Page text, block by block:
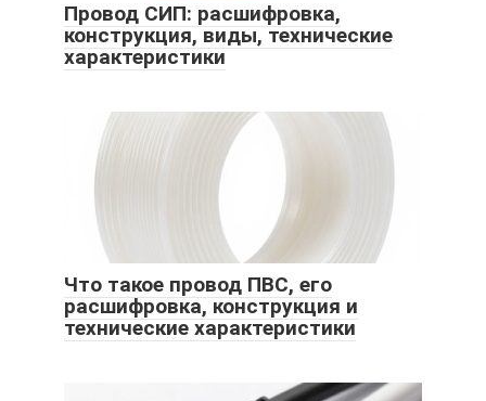
Провод СИП: расшифровка,
конструкция, виды, технические
характеристики
Что такое провод ПВС, его
расшифровка, конструкция и
технические характеристики